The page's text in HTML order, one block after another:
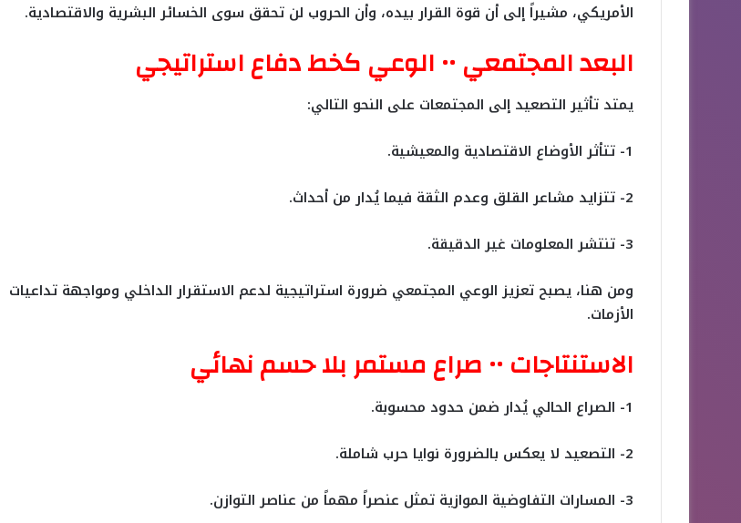
الأمريكي، مشيراً إلى أن قوة القرار بيده، وأن الحروب لن تحقق سوى الخسائر البشرية والاقتصادية.
البعد المجتمعي •• الوعي كخط دفاع استراتيجي
يمتد تأثير التصعيد إلى المجتمعات على النحو التالي:
1- تتأثر الأوضاع الاقتصادية والمعيشية.
2- تتزايد مشاعر القلق وعدم الثقة فيما يُدار من أحداث.
3- تنتشر المعلومات غير الدقيقة.
ومن هنا، يصبح تعزيز الوعي المجتمعي ضرورة استراتيجية لدعم الاستقرار الداخلي ومواجهة تداعيات
الأزمات.
الاستنتاجات •• صراع مستمر بلا حسم نهائي
1- الصراع الحالي يُدار ضمن حدود محسوبة.
2- التصعيد لا يعكس بالضرورة نوايا حرب شاملة.
3- المسارات التفاوضية الموازية تمثل عنصراً مهماً من عناصر التوازن.